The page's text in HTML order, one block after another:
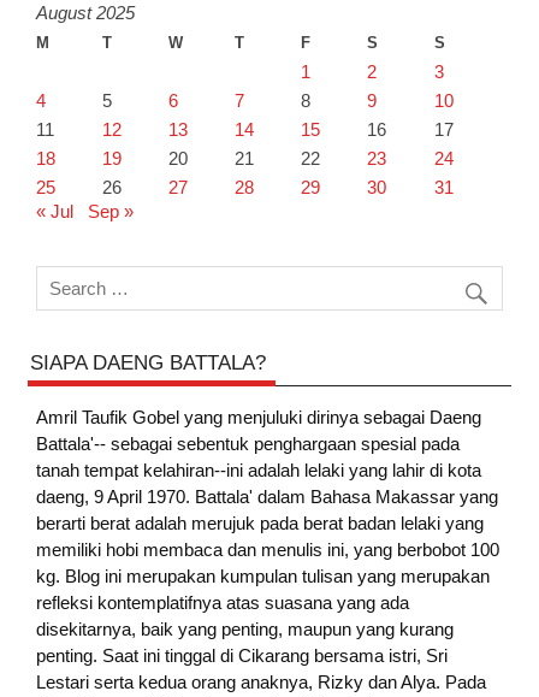
August 2025
M T W T F S S
1 2
3
4
5 6 7 8 9
10
11
12 13 14 15 16
17
18
19 20 21 22 23
24
25
26 27 28 29 30
31
« Jul
Sep »
SIAPA DAENG BATTALA?
Amril Taufik Gobelyang menjuluki dirinya sebagai Daeng
Battala'-- sebagai sebentuk penghargaan spesial pada
tanah tempat kelahiran--ini adalah lelaki yang lahir di kota
daeng, 9 April 1970. Battala' dalam Bahasa Makassar yang
berarti berat adalah merujuk pada berat badan lelaki yang
memiliki hobi membaca dan menulis ini, yang berbobot 100
kg. Blog ini merupakan kumpulan tulisan yang merupakan
refleksi kontemplatifnya atas suasana yang ada
disekitarnya, baik yang penting, maupun yang kurang
penting. Saat ini tinggal di Cikarang bersama istri, Sri
Lestari serta kedua orang anaknya, Rizky dan Alya. Pada